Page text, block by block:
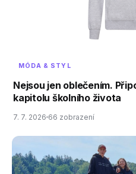
MÓDA & STYL
Nejsou jen oblečením.
kapitolu školního života
7. 7. 2026 66 zobrazení